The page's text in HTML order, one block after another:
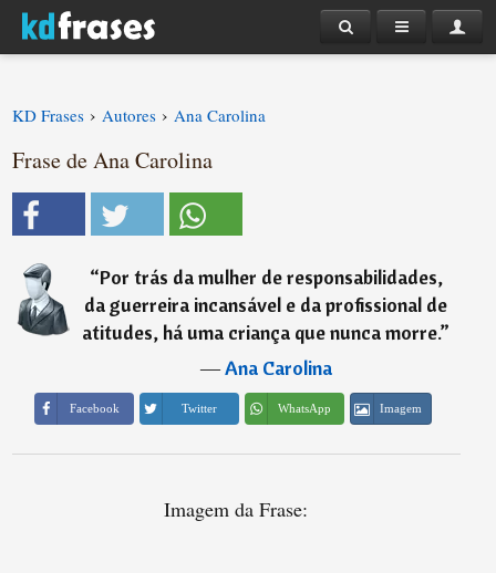
KD Frases › Autores › Ana Carolina
Frase de Ana Carolina
“Por trás da mulher de responsabilidades,
da guerreira incansável e da profissional de
atitudes, há uma criança que nunca morre.”
―Ana Carolina
Facebook Twitter WhatsApp Imagem
Imagem da Frase: